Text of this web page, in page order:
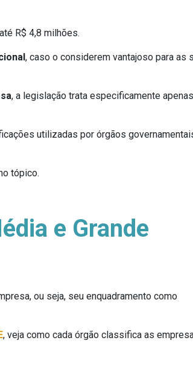
R$ 4,8 milhões.
, caso o considerem vantajoso para as
, a legislação trata especificamente
utilizadas por órgãos
tópico.
e Grande
ou seja, seu enquadramento como
, veja como cada órgão classifica as